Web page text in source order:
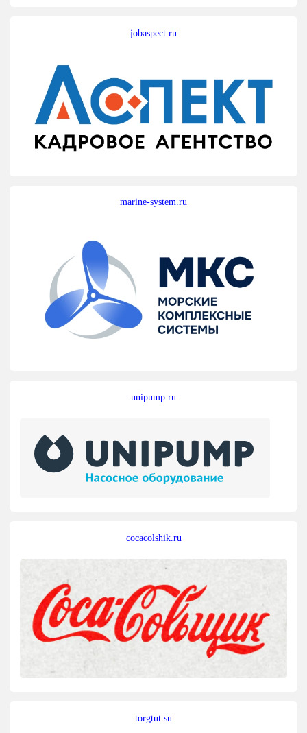
jobaspect.ru
marine-system.ru
unipump.ru
cocacolshik.ru
torgtut.su